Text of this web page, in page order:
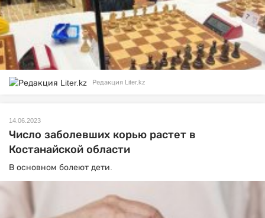
Редакция Liter.kz
14.06.2023
Число заболевших корью растет в
Костанайской области
В основном болеют дети.